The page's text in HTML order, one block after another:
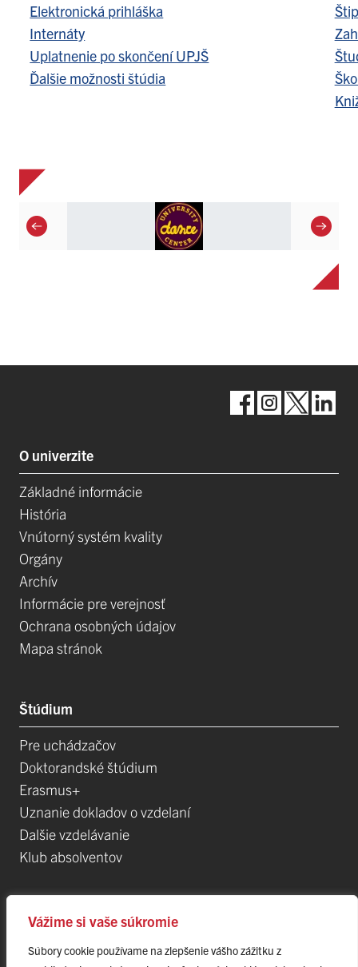
Vážime si vaše súkromie
Súbory cookie používame na zlepšenie vášho zážitku z
Elektronická prihláška
Internáty
Uplatnenie po skončení UPJŠ
Ďalšie možnosti štúdia
O univerzite
Základné informácie
História
Vnútorný systém kvality
Orgány
Archív
Informácie pre verejnosť
Ochrana osobných údajov
Mapa stránok
Štúdium
Pre uchádzačov
Doktorandské štúdium
Erasmus+
Uznanie dokladov o vzdelaní
Dalšie vzdelávanie
Klub absolventov
Veda
Postdoktorandské pozíce